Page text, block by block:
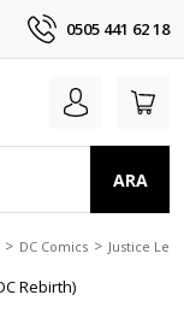
0505 441 62 18
ARA
DC Comics Justice